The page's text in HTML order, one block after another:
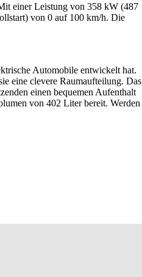
einer Leistung von 358 kW (487
von 0 auf 100 km/h. Die
Automobile entwickelt hat.
eine clevere Raumaufteilung. Das
einen bequemen Aufenthalt
von 402 Liter bereit. Werden